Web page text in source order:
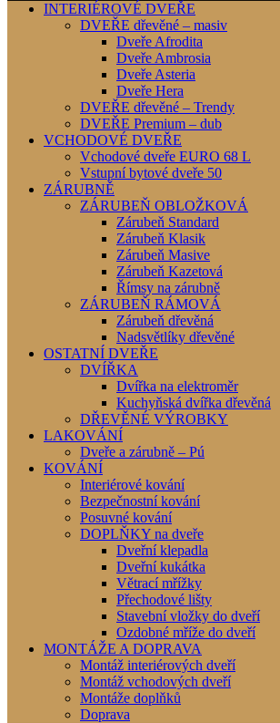
INTERIÉROVÉ DVEŘE
DVEŘE dřevěné – masiv
Dveře Afrodita
Dveře Ambrosia
Dveře Asteria
Dveře Hera
DVEŘE dřevěné – Trendy
DVEŘE Premium – dub
VCHODOVÉ DVEŘE
Vchodové dveře EURO 68 L
Vstupní bytové dveře 50
ZÁRUBNĚ
ZÁRUBEŇ OBLOŽKOVÁ
Zárubeň Standard
Zárubeň Klasik
Zárubeň Masive
Zárubeň Kazetová
Římsy na zárubně
ZÁRUBEŇ RÁMOVÁ
Zárubeň dřevěná
Nadsvětlíky dřevěné
OSTATNÍ DVEŘE
DVÍŘKA
Dvířka na elektroměr
Kuchyňská dvířka dřevěná
DŘEVĚNÉ VÝROBKY
LAKOVÁNÍ
Dveře a zárubně – Pú
KOVÁNÍ
Interiérové kování
Bezpečnostní kování
Posuvné kování
DOPLŇKY na dveře
Dveřní klepadla
Dveřní kukátka
Větrací mřížky
Přechodové lišty
Stavební vložky do dveří
Ozdobné mříže do dveří
MONTÁŽE A DOPRAVA
Montáž interiérových dveří
Montáž vchodových dveří
Montáže doplňků
Doprava